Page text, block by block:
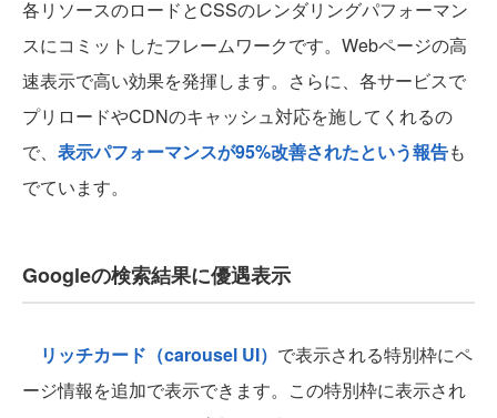
各リソースのロードとCSSのレンダリングパフォーマン
スにコミットしたフレームワークです。Webページの高
速表示で高い効果を発揮します。さらに、各サービスで
プリロードやCDNのキャッシュ対応を施してくれるの
で、 表示パフォーマンスが95%改善されたという報告も
でています。
Googleの検索結果に優遇表示
リッチカード（carousel UI） で表示される特別枠にペ
ージ情報を追加で表示できます。この特別枠に表示され